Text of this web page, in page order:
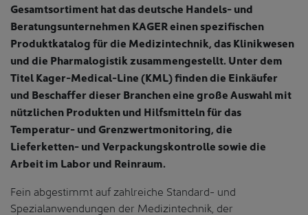
Gesamtsortiment hat das deutsche Handels- und
Beratungsunternehmen KAGER einen spezifischen
Produktkatalog für die Medizintechnik, das Klinikwesen
und die Pharmalogistik zusammengestellt. Unter dem
Titel Kager-Medical-Line (KML) finden die Einkäufer
und Beschaffer dieser Branchen eine große Auswahl mit
nützlichen Produkten und Hilfsmitteln für das
Temperatur- und Grenzwertmonitoring, die
Lieferketten- und Verpackungskontrolle sowie die
Arbeit im Labor und Reinraum.
Fein abgestimmt auf zahlreiche Standard- und
Spezialanwendungen der Medizintechnik, der